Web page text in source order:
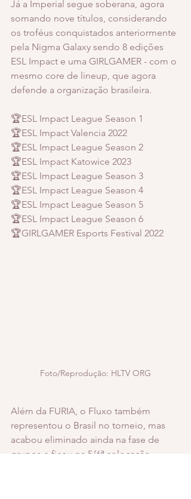
Já a Imperial segue soberana, agora
somando nove títulos, considerando
os troféus conquistados anteriormente
pela Nigma Galaxy sendo 8 edições
ESL Impact e uma GIRLGAMER - com o
mesmo core de lineup, que agora
defende a organização brasileira.
🏆ESL Impact League Season 1
🏆ESL Impact Valencia 2022
🏆ESL Impact League Season 2
🏆ESL Impact Katowice 2023
🏆ESL Impact League Season 3
🏆ESL Impact League Season 4
🏆ESL Impact League Season 5
🏆ESL Impact League Season 6
🏆GIRLGAMER Esports Festival 2022
Foto/Reprodução: HLTV ORG
Além da FURIA, o Fluxo também
representou o Brasil no torneio, mas
acabou eliminado ainda na fase de
grupos e ficou na 5/6ª colocação.